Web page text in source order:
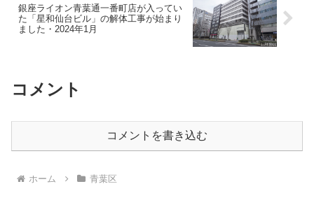
銀座ライオン青葉通一番町店が入ってい
た「星和仙台ビル」の解体工事が始まり
ました・2024年1月
コメント
コメントを書き込む
ホーム 青葉区